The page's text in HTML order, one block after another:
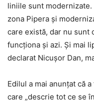
liniile sunt
zona Pipera şi
care există, dar nu sunt
funcţiona şi azi. Şi mai
declarat Nicuşor Dan,
Edilul a mai anunţat că
care „descrie tot ce se